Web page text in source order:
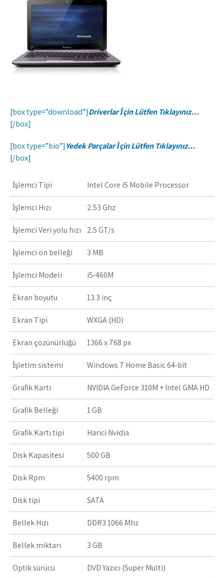
[box type=”download”]Driverlar İçin Lütfen Tıklayınız…
[/box]
[box type=”bio”]Yedek Parçalar İçin Lütfen Tıklayınız…
[/box]
İşlemci Tipi Intel Core i5 Mobile Processor
İşlemci Hızı 2.53 Ghz
İşlemci Veri yolu hızı 2.5 GT/s
İşlemci ön belleği 3 MB
İşlemci Modeli i5-460M
Ekran boyutu 13.3 inç
Ekran Tipi WXGA (HD)
Ekran çözünürlüğü 1366 x 768 px
İşletim sistemi Windows 7 Home Basic 64-bit
Grafik Kartı NVIDIA GeForce 310M + Intel GMA HD
Grafik Belleği 1 GB
Grafik Kartı tipi Harici Nvidia
Disk Kapasitesi 500 GB
Disk Rpm 5400 rpm
Disk tipi SATA
Bellek Hızı DDR3 1066 Mhz
Bellek miktarı 3 GB
Optik sürücü DVD Yazıcı (Super Multi)